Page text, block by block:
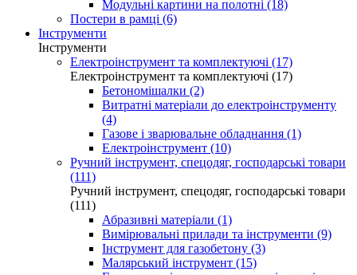
Модульні картини на полотні (18)
Постери в рамці (6)
Інструменти
Інструменти
Електроінструмент та комплектуючі (17)
Електроінструмент та комплектуючі (17)
Бетономішалки (2)
Витратні матеріали до електроінструменту
(4)
Газове і зварювальне обладнання (1)
Електроінструмент (10)
Ручний інструмент, спецодяг, господарські товари
(111)
Ручний інструмент, спецодяг, господарські товари
(111)
Абразивні матеріали (1)
Вимірювальні прилади та інструменти (9)
Інструмент для газобетону (3)
Малярський інструмент (15)